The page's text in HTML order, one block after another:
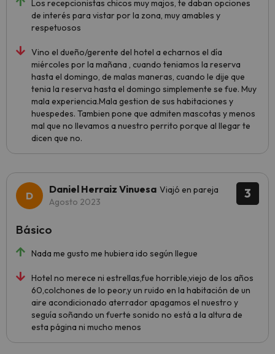
Los recepcionistas chicos muy majos, te daban opciones
de interés para vistar por la zona, muy amables y
respetuosos
Vino el dueño/gerente del hotel a echarnos el día
miércoles por la mañana , cuando teniamos la reserva
hasta el domingo, de malas maneras, cuando le dije que
tenia la reserva hasta el domingo simplemente se fue. Muy
mala experiencia.Mala gestion de sus habitaciones y
huespedes. Tambien pone que admiten mascotas y menos
mal que no llevamos a nuestro perrito porque al llegar te
dicen que no.
3
Daniel Herraiz Vinuesa Viajó en pareja
Agosto 2023
Nada me gusto me hubiera ido según llegue
Hotel no merece ni estrellas,fue horrible,viejo de los años
60,colchones de lo peor,y un ruido en la habitación de un
aire acondicionado aterrador apagamos el nuestro y
seguía soñando un fuerte sonido no está a la altura de
esta página ni mucho menos
Básico